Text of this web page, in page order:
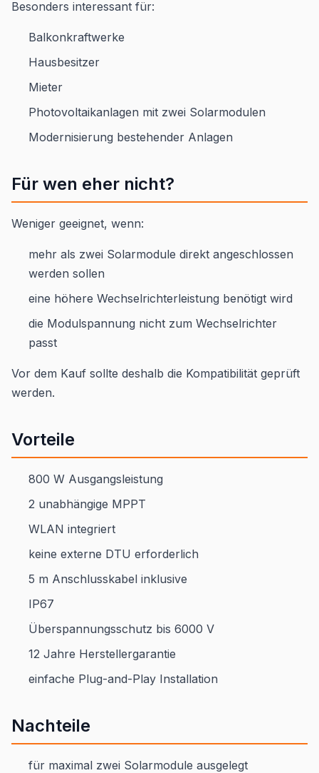
Besonders interessant für:
Balkonkraftwerke
Hausbesitzer
Mieter
Photovoltaikanlagen mit zwei Solarmodulen
Modernisierung bestehender Anlagen
Für wen eher nicht?
Weniger geeignet, wenn:
mehr als zwei Solarmodule direkt angeschlossen
werden sollen
eine höhere Wechselrichterleistung benötigt wird
die Modulspannung nicht zum Wechselrichter
passt
Vor dem Kauf sollte deshalb die Kompatibilität geprüft
werden.
Vorteile
800 W Ausgangsleistung
2 unabhängige MPPT
WLAN integriert
keine externe DTU erforderlich
5 m Anschlusskabel inklusive
IP67
Überspannungsschutz bis 6000 V
12 Jahre Herstellergarantie
einfache Plug-and-Play Installation
Nachteile
für maximal zwei Solarmodule ausgelegt